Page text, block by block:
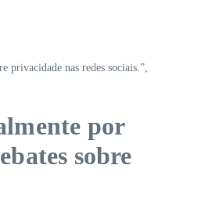
privacidade nas redes sociais.”,
por
sobre